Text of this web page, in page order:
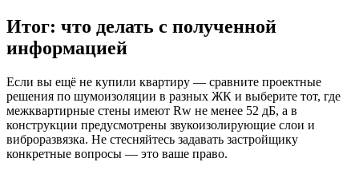
Итог: что делать с полученной
информацией
Если вы ещё не купили квартиру — сравните проектные
решения по шумоизоляции в разных ЖК и выберите тот, где
межквартирные стены имеют Rw не менее 52 дБ, а в
конструкции предусмотрены звукоизолирующие слои и
виброразвязка. Не стесняйтесь задавать застройщику
конкретные вопросы — это ваше право.